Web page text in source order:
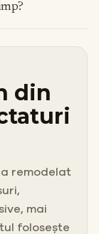
din
remodelat
mai
folosește